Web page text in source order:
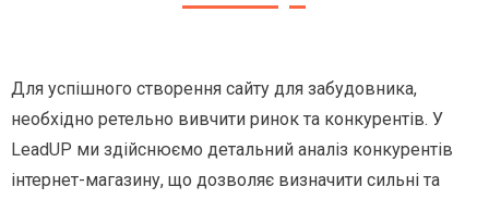
Для успішного створення сайту для забудовника,
необхідно ретельно вивчити ринок та конкурентів. У
LeadUP ми здійснюємо детальний аналіз конкурентів
інтернет-магазину, що дозволяє визначити сильні та